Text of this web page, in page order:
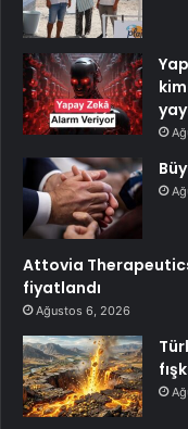
Attovia
fiyatlandı
Ağustos 6, 2026